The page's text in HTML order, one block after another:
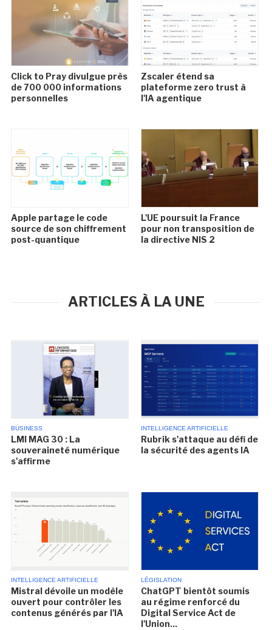
Click to Pray divulgue près
de 700 000 informations
personnelles
Zscaler étend sa
plateforme zero trust à
l'IA agentique
Apple partage le code
source de son chiffrement
post-quantique
L'UE poursuit la France
pour non transposition de
la directive NIS 2
ARTICLES À LA UNE
BUSINESS
LMI MAG 30 : La
souveraineté numérique
s'affirme
INTELLIGENCE ARTIFICIELLE
Rubrik s'attaque au défi de
la sécurité des agents IA
INTELLIGENCE ARTIFICIELLE
Mistral dévoile un modèle
ouvert pour contrôler les
contenus générés par l'IA
LÉGISLATION
ChatGPT bientôt soumis
au régime renforcé du
Digital Service Act de
l'Union...